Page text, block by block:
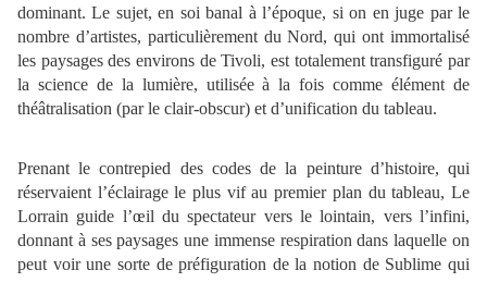
dominant. Le sujet, en soi banal à l’époque, si on en juge par le
nombre d’artistes, particulièrement du Nord, qui ont immortalisé
les paysages des environs de Tivoli, est totalement transfiguré par
la science de la lumière, utilisée à la fois comme élément de
théâtralisation (par le clair-obscur) et d’unification du tableau.
Prenant le contrepied des codes de la peinture d’histoire, qui
réservaient l’éclairage le plus vif au premier plan du tableau, Le
Lorrain guide l’œil du spectateur vers le lointain, vers l’infini,
donnant à ses paysages une immense respiration dans laquelle on
peut voir une sorte de préfiguration de la notion de Sublime qui